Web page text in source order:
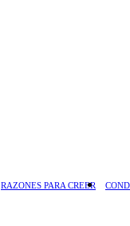
RAZONES PARA CREER